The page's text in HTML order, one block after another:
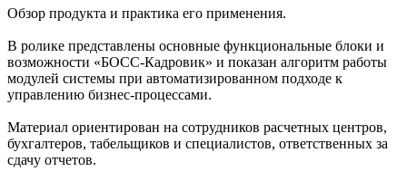
Обзор продукта и практика его применения.
В ролике представлены основные функциональные блоки и
возможности «БОСС-Кадровик» и показан алгоритм работы
модулей системы при автоматизированном подходе к
управлению бизнес-процессами.
Материал ориентирован на сотрудников расчетных центров,
бухгалтеров, табельщиков и специалистов, ответственных за
сдачу отчетов.